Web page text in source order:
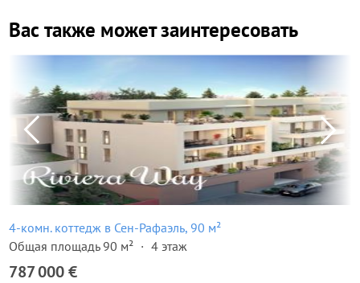
Вас также может заинтересовать
4-комн. коттедж в Сен-Рафаэль, 90 м²
Общая площадь 90 м²
4 этаж
787 000 €